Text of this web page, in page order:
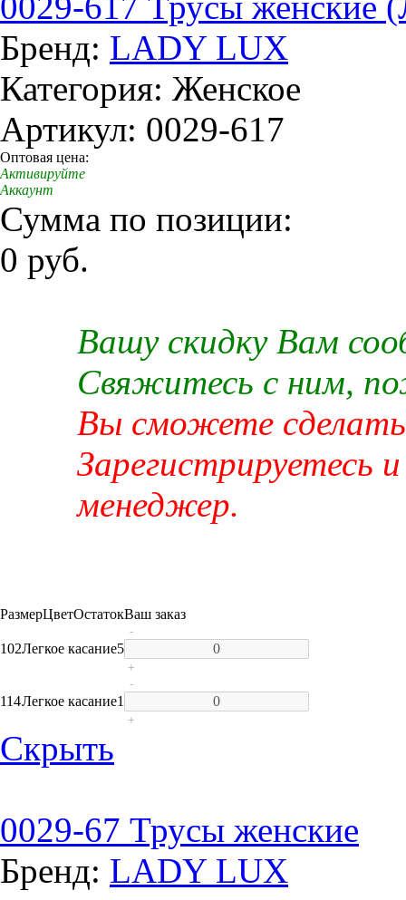
Бренд: LADY LUX
Категория: Женское
Артикул: 0029-617
Оптовая цена:
Активируйте
Аккаунт
Сумма по позиции:
0 руб.
Вашу скидку Вам
Свяжитесь с ним,
Вы сможете сделать
Зарегистрируетесь
менеджер.
РазмерЦветОстатокВаш заказ
102Легкое касание5
-
+
114Легкое касание1
-
+
Скрыть
0029-67 Трусы женские
Бренд: LADY LUX